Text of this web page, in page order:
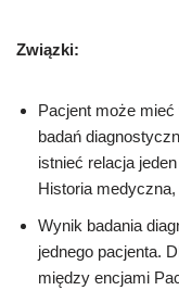
Związki:
Pacjent może
badań
istnieć relacja
Historia
Wynik badania
jednego pacjenta.
między encjami